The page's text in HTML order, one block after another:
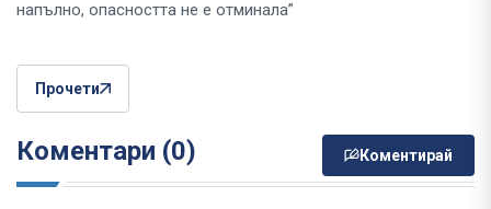
напълно, опасността не е отминала”
Прочети
Коментари (0) Коментирай